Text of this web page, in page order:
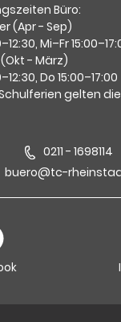
Büro:
(Apr - Sep)
Mi–Fr
- März)
Do 15:00–17:00
gelten
0211 - 1698114
buero@tc-